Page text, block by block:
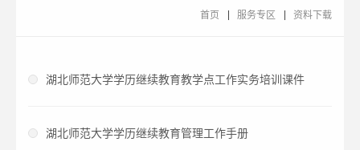
首页 服务专区 资料下载
湖北师范大学学历继续教育教学点工作实务培训课件
湖北师范大学学历继续教育管理工作手册